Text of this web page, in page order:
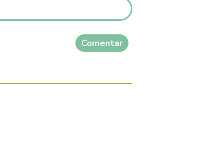
Comentar